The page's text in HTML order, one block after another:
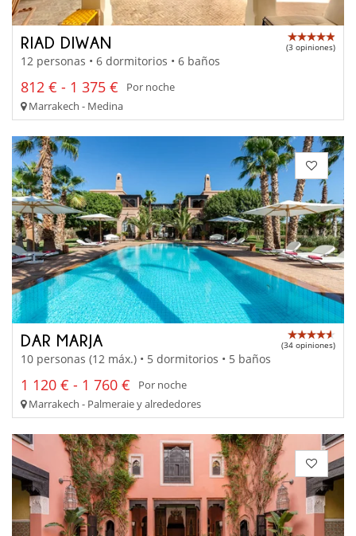
RIAD DIWAN (3 opiniones)
12 personas • 6 dormitorios • 6 baños
812 € - 1 375 €
Por noche
Marrakech - Medina
DAR MARJA (34 opiniones)
10 personas (12 máx.) • 5 dormitorios • 5 baños
1 120 € - 1 760 €
Por noche
Marrakech - Palmeraie y alrededores